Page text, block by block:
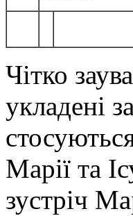
Чітко
укладені
Марії та
зустріч